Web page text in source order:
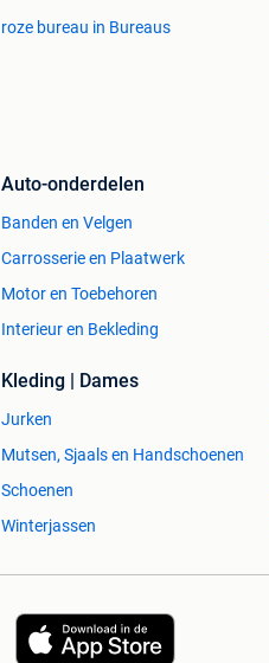
roze bureau in Bureaus
Auto-onderdelen
Banden en Velgen
Carrosserie en Plaatwerk
Motor en Toebehoren
Interieur en Bekleding
Kleding | Dames
Jurken
Mutsen, Sjaals en Handschoenen
Schoenen
Winterjassen